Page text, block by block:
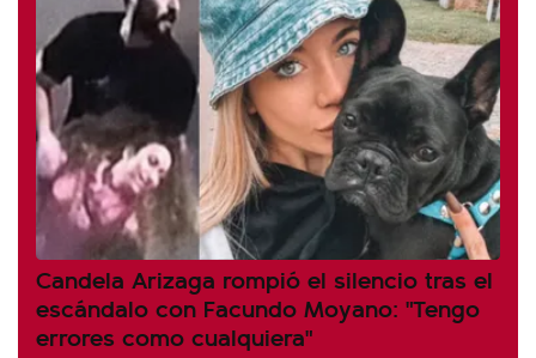
Candela Arizaga rompió el silencio tras el
escándalo con Facundo Moyano: "Tengo
errores como cualquiera"